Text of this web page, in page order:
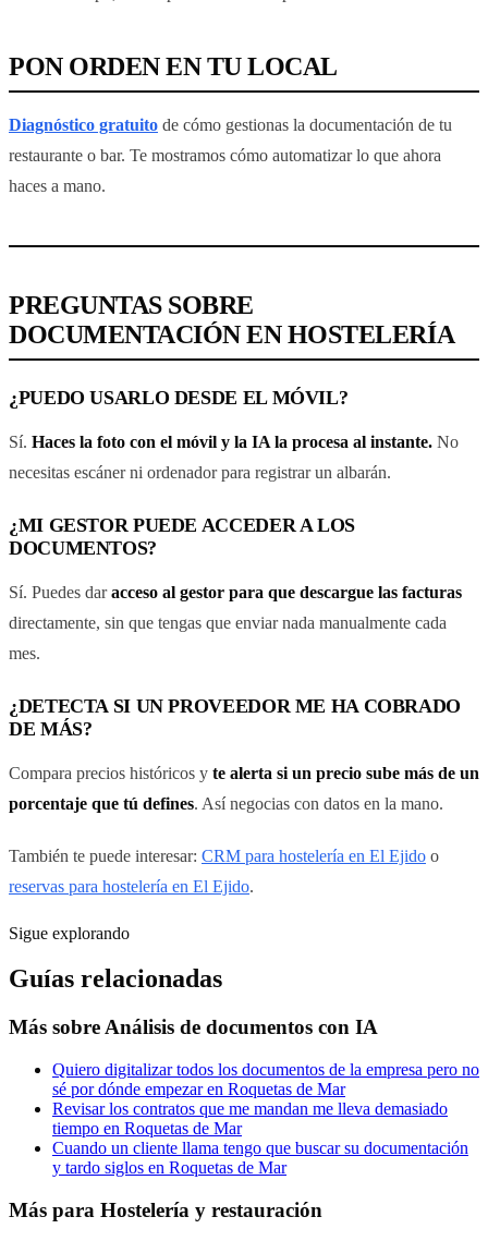
PON ORDEN EN TU LOCAL
Diagnóstico gratuito de cómo gestionas la documentación de tu
restaurante o bar. Te mostramos cómo automatizar lo que ahora
haces a mano.
PREGUNTAS SOBRE
DOCUMENTACIÓN EN HOSTELERÍA
¿PUEDO USARLO DESDE EL MÓVIL?
Sí. Haces la foto con el móvil y la IA la procesa al instante. No
necesitas escáner ni ordenador para registrar un albarán.
¿MI GESTOR PUEDE ACCEDER A LOS
DOCUMENTOS?
Sí. Puedes daracceso al gestor para que descargue las facturas
directamente, sin que tengas que enviar nada manualmente cada
mes.
¿DETECTA SI UN PROVEEDOR ME HA COBRADO
DE MÁS?
Compara precios históricos y te alerta si un precio sube más de un
porcentaje que tú defines. Así negocias con datos en la mano.
También te puede interesar: CRM para hostelería en El Ejido o
reservas para hostelería en El Ejido.
Sigue explorando
Guías relacionadas
Más sobreAnálisis de documentos con IA
Quiero digitalizar todos los documentos de la empresa pero no
sé por dónde empezar en Roquetas de Mar
Revisar los contratos que me mandan me lleva demasiado
tiempo en Roquetas de Mar
Cuando un cliente llama tengo que buscar su documentación
y tardo siglos en Roquetas de Mar
Más para Hostelería y restauración